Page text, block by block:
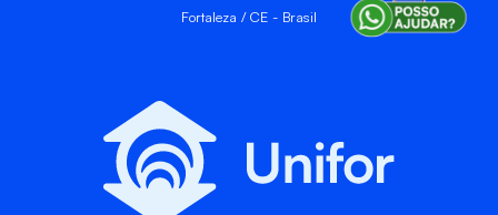
Fortaleza / CE - Brasil